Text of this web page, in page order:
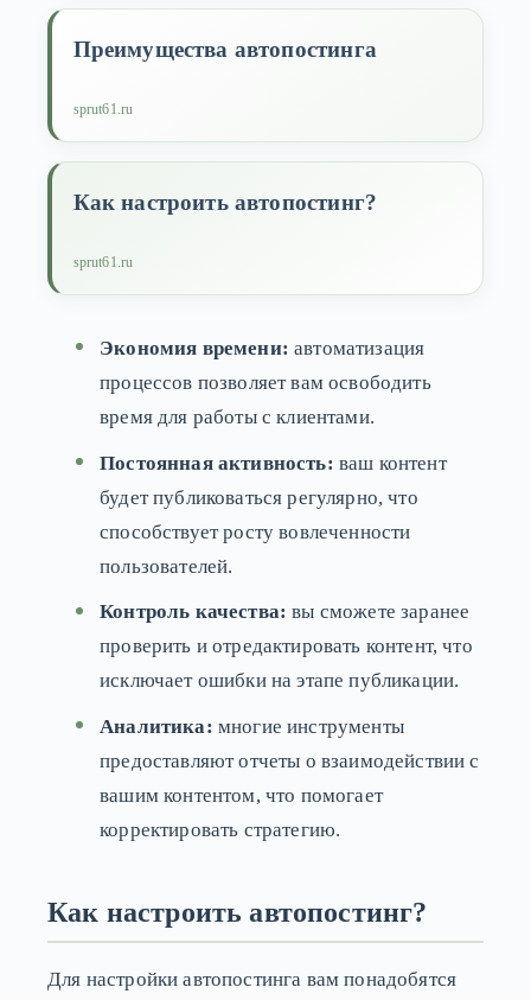
Преимущества автопостинга
sprut61.ru
Как настроить автопостинг?
sprut61.ru
Экономия времени: автоматизация
процессов позволяет вам освободить
время для работы с клиентами.
Постоянная активность: ваш контент
будет публиковаться регулярно, что
способствует росту вовлеченности
пользователей.
Контроль качества: вы сможете заранее
проверить и отредактировать контент, что
исключает ошибки на этапе публикации.
Аналитика: многие инструменты
предоставляют отчеты о взаимодействии с
вашим контентом, что помогает
корректировать стратегию.
Как настроить автопостинг?
Для настройки автопостинга вам понадобятся